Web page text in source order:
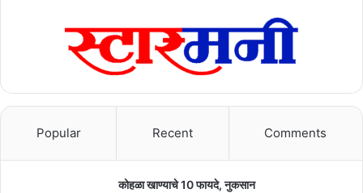
Popular Recent Comments
कोहळा खाण्याचे 10 फायदे, नुकसान